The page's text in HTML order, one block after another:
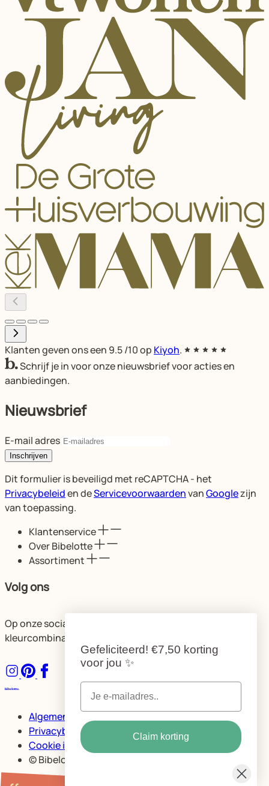
Hulp & contact
Kleurstalen & advies
Behanginstructies
Veelgestelde vragen (FAQ)
Klanten geven ons een 9.5/10 op Kiyoh.
Schrijf je in voor onze nieuwsbrief voor acties en
aanbiedingen.
Nieuwsbrief
E-mail adres
Inschrijven
Dit formulier is beveiligd met reCAPTCHA - het
Privacybeleiden deServicevoorwaardenvanGooglezijn
van toepassing.
Klantenservice
Over Bibelotte
Assortiment
Volg ons
Op onze socials delen we volop ideeën voor de mooiste
kleurcombinaties en ruimtes.
Algemene voorwaarden
Privacybeleid Bibelotte
Cookie instellingen
© Bibelotte
Gefeliciteerd! €7,50 korting
voor jou ✨
Claim korting